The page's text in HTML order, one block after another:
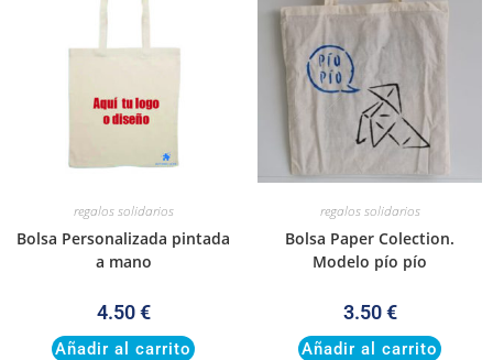
regalos solidarios
Bolsa Personalizada pintada
a mano
4.50€
Añadir al carrito
regalos solidarios
Bolsa Paper Colection.
Modelo pío pío
3.50€
Añadir al carrito